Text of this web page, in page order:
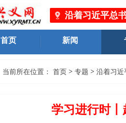
沿着习近平总
黔西南州市
首页 新闻
当前所在位置： 首页 > 专题 > 沿着习近
学习进行时